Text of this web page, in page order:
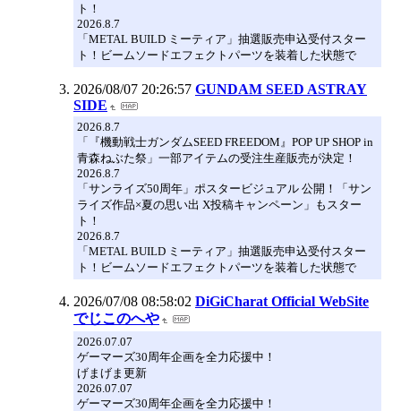
ト！
2026.8.7
「METAL BUILD ミーティア」抽選販売申込受付スター
ト！ビームソードエフェクトパーツを装着した状態で
2026/08/07 20:26:57 GUNDAM SEED ASTRAY
SIDE
2026.8.7
「『機動戦士ガンダムSEED FREEDOM』POP UP SHOP in
青森ねぶた祭」一部アイテムの受注生産販売が決定！
2026.8.7
「サンライズ50周年」ポスタービジュアル 公開！「サン
ライズ作品×夏の思い出 X投稿キャンペーン」もスター
ト！
2026.8.7
「METAL BUILD ミーティア」抽選販売申込受付スター
ト！ビームソードエフェクトパーツを装着した状態で
2026/07/08 08:58:02 DiGiCharat Official WebSite
でじこのへや
2026.07.07
ゲーマーズ30周年企画を全力応援中！
げまげま更新
2026.07.07
ゲーマーズ30周年企画を全力応援中！